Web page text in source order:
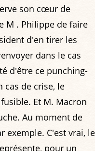
son cœur de
M . Philippe de faire
d'en tirer les
dans le cas
d'être ce punching-
cas de crise, le
Et M. Macron
Au moment de
exemple. C'est vrai, le
pour un